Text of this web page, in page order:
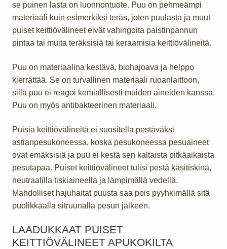
se puinen lasta on luonnontuote. Puu on pehmeämpi
materiaali kuin esimerkiksi teräs, joten puulasta ja muut
puiset keittiövälineet eivät vahingoita paistinpannun
pintaa tai muita teräksisiä tai keraamisia keittiövälineitä.
Puu on materiaalina kestävä, biohajoava ja helppo
kierrättää. Se on turvallinen materiaali ruoanlaittoon,
sillä puu ei reagoi kemiallisesti muiden aineiden kanssa.
Puu on myös antibakteerinen materiaali.
Puisia keittiövälineitä ei suositella pestäväksi
astianpesukoneessa, koska pesukoneessa pesuaineet
ovat emäksisiä ja puu ei kestä sen kaltaista pitkäaikaista
pesutapaa. Puiset keittiövälineet tulisi pestä käsitiskinä,
neutraalilla tiskiaineella ja lämpimällä vedellä.
Mahdolliset hajuhaitat puusta saa pois pyyhkimällä sitä
puolikkaalla sitruunalla pesun jälkeen.
LAADUKKAAT PUISET
KEITTIÖVÄLINEET APUKOKILTA